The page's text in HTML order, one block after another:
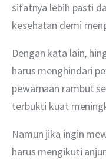
sifatnya lebih pasti
kesehatan demi
Dengan kata lain,
harus menghindari
pewarnaan rambut
terbukti kuat
Namun jika ingin
harus mengikuti